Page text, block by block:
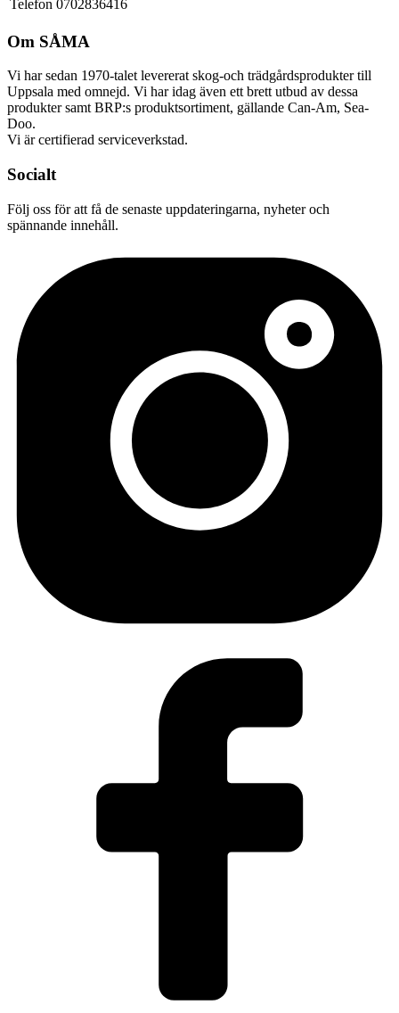
Telefon 0702836416
Om SÅMA
Vi har sedan 1970-talet levererat skog-och trädgårdsprodukter till
Uppsala med omnejd. Vi har idag även ett brett utbud av dessa
produkter samt BRP:s produktsortiment, gällande Can-Am, Sea-
Doo.
Vi är certifierad serviceverkstad.
Socialt
Följ oss för att få de senaste uppdateringarna, nyheter och
spännande innehåll.